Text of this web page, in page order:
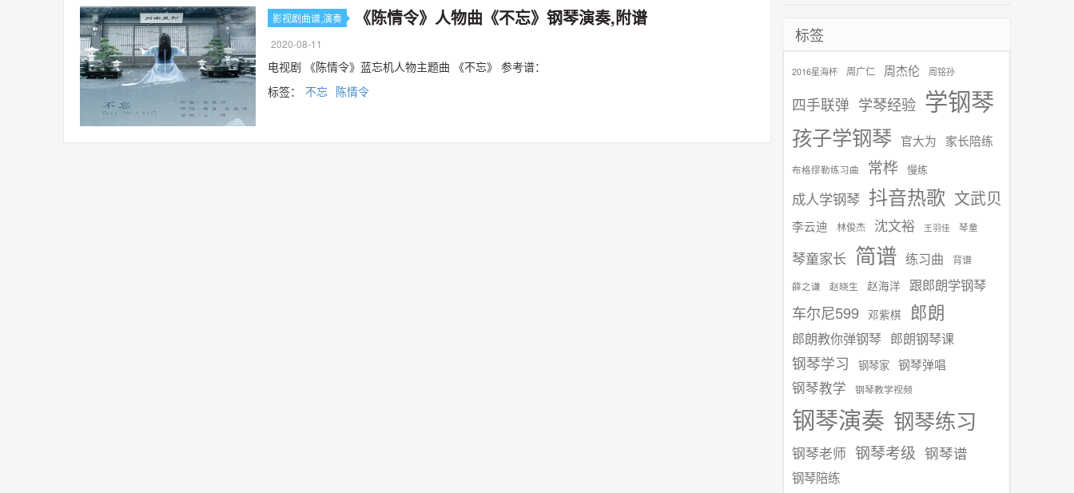
影视剧曲谱,演奏 《陈情令》人物曲《不忘》钢琴演奏,附谱
2020-08-11
电视剧 《陈情令》蓝忘机人物主题曲 《不忘》 参考谱：
标签：
不忘 陈情令
标签
2016星海杯 周广仁 周杰伦 周铭孙
四手联弹 学琴经验 学钢琴
孩子学钢琴 官大为 家长陪练
布格缪勒练习曲 常桦 慢练
成人学钢琴 抖音热歌 文武贝
李云迪 林俊杰 沈文裕 王羽佳 琴童
琴童家长 简谱 练习曲 背谱
薛之谦 赵晓生 赵海洋 跟郎朗学钢琴
车尔尼599 邓紫棋 郎朗
郎朗教你弹钢琴 郎朗钢琴课
钢琴学习 钢琴家 钢琴弹唱
钢琴教学 钢琴教学视频
钢琴演奏 钢琴练习
钢琴老师 钢琴考级 钢琴谱
钢琴陪练